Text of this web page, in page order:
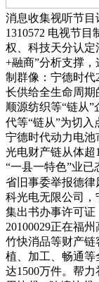
消息收集视听节
1310572 电视节
权、科技天分认定
+融商”分析支撑
制群像：宁德时
长供给全生命周期
顺源纺织等“链从
代等“链从”为切
宁德时代动力电
光电财产链从体
“一县一特色”业
省旧事委举报德律
科光电无限公司
集出书办事许可证
20100029正在福
竹快消品等财产链
植、加工、畅通等
达1500万件。帮